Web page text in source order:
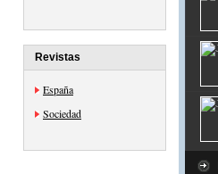
Revistas
España
Sociedad